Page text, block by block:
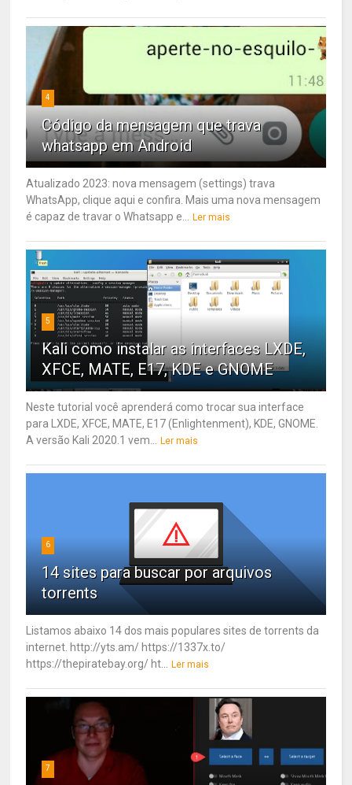
4
Código da mensagem que trava
whatsapp em Android
Atualizado 2023: nova mensagem (settings) trava
WhatsApp, clique aqui e confira. Mais uma nova mensagem
é capaz de travar o Whatsapp e...
Ler mais
5
Kali como instalar as interfaces LXDE,
XFCE, MATE, E17, KDE e GNOME
Neste tutorial você aprenderá como trocar sua interface
para LXDE, XFCE, MATE, E17 (Enlightenment), KDE, GNOME.
A versão Kali 2020.1 vem...
Ler mais
6
14 sites para buscar por arquivos
torrents
Listamos abaixo 14 dos mais populares sites de torrents da
internet. http://yts.am/ https://1337x.to/
https://thepiratebay.org/ ht...
Ler mais
7